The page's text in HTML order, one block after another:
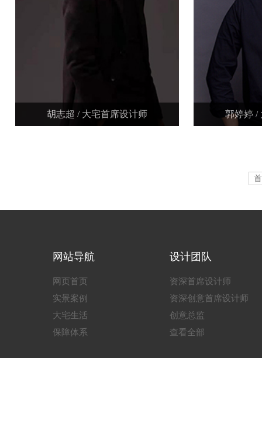
胡志超 / 大宅首席设计师 郭婷婷 /
网站导航
网页首页
实景案例
大宅生活
保障体系
设计团队
资深首席设计师
资深创意首席设计师
创意总监
查看全部